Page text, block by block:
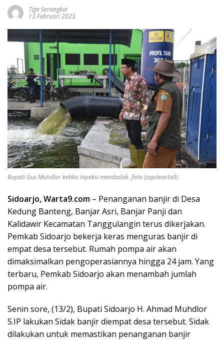
Tiga Serangkai
13 Februari 2023
Bupati Gus Muhdlor ketika inpeksi mendadak. foto (sap/warta9)
Sidoarjo, Warta9.com – Penanganan banjir di Desa
Kedung Banteng, Banjar Asri, Banjar Panji dan
Kalidawir Kecamatan Tanggulangin terus dikerjakan.
Pemkab Sidoarjo bekerja keras menguras banjir di
empat desa tersebut. Rumah pompa air akan
dimaksimalkan pengoperasiannya hingga 24 jam. Yang
terbaru, Pemkab Sidoarjo akan menambah jumlah
pompa air.
Senin sore, (13/2), Bupati Sidoarjo H. Ahmad Muhdlor
S.IP lakukan Sidak banjir diempat desa tersebut. Sidak
dilakukan untuk memastikan penanganan banjir